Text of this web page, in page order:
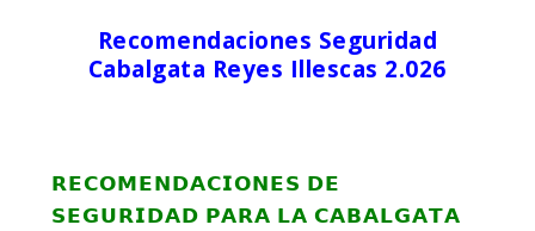
Recomendaciones Seguridad
Cabalgata Reyes Illescas 2.026
𝗥𝗘𝗖𝗢𝗠𝗘𝗡𝗗𝗔𝗖𝗜𝗢𝗡𝗘𝗦 𝗗𝗘
𝗦𝗘𝗚𝗨𝗥𝗜𝗗𝗔𝗗 𝗣𝗔𝗥𝗔 𝗟𝗔 𝗖𝗔𝗕𝗔𝗟𝗚𝗔𝗧𝗔